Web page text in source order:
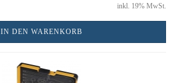
inkl. 19% MwSt.
IN DEN WARENKORB